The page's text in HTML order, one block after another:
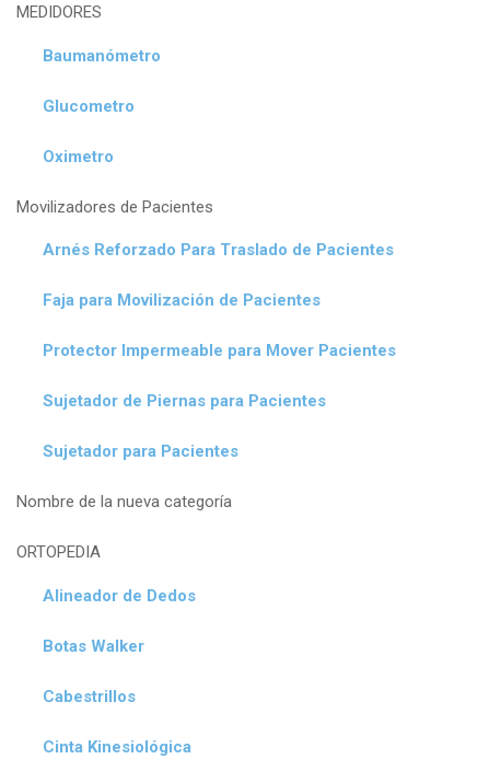
MEDIDORES
Baumanómetro
Glucometro
Oximetro
Movilizadores de Pacientes
Arnés Reforzado Para Traslado de Pacientes
Faja para Movilización de Pacientes
Protector Impermeable para Mover Pacientes
Sujetador de Piernas para Pacientes
Sujetador para Pacientes
Nombre de la nueva categoría
ORTOPEDIA
Alineador de Dedos
Botas Walker
Cabestrillos
Cinta Kinesiológica